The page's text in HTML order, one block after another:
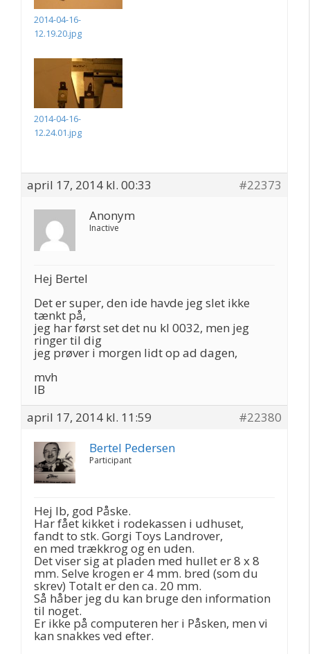
2014-04-16-
12.19.20.jpg
2014-04-16-
12.24.01.jpg
april 17, 2014 kl. 00:33
#22373
Anonym
Inactive
Hej Bertel
Det er super, den ide havde jeg slet ikke
tænkt på,
jeg har først set det nu kl 0032, men jeg
ringer til dig
jeg prøver i morgen lidt op ad dagen,
mvh
IB
april 17, 2014 kl. 11:59
#22380
Bertel Pedersen
Participant
Hej Ib, god Påske.
Har fået kikket i rodekassen i udhuset,
fandt to stk. Gorgi Toys Landrover,
en med trækkrog og en uden.
Det viser sig at pladen med hullet er 8 x 8
mm. Selve krogen er 4 mm. bred (som du
skrev) Totalt er den ca. 20 mm.
Så håber jeg du kan bruge den information
til noget.
Er ikke på computeren her i Påsken, men vi
kan snakkes ved efter.